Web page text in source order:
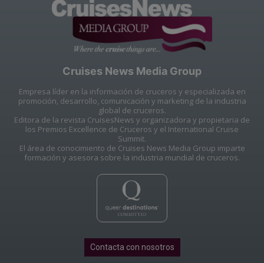
Cruises News Media Group
Empresa líder en la información de cruceros y especializada en
promoción, desarrollo, comunicación y marketing de la industria
global de cruceros.
Editora de la revista CruisesNews y organizadora y propietaria de
los Premios Excellence de Cruceros y el International Cruise
Summit.
El área de conocimiento de Cruises News Media Group imparte
formación y asesora sobre la industria mundial de cruceros.
Contacta con nosotros